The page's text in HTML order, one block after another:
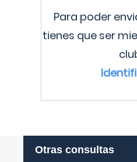
Para poder
tienes que ser
Otras consultas